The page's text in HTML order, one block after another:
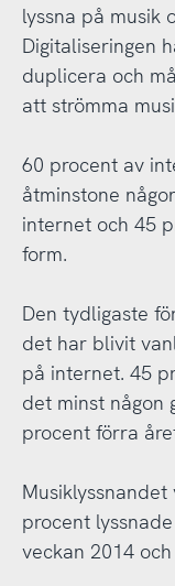
lyssna på musik
Digitaliseringen
duplicera och
att strömma
60 procent av
åtminstone
internet och 45
form.
Den tydligaste
det har blivit
på internet. 45
det minst någon
procent förra
procent
veckan 2014